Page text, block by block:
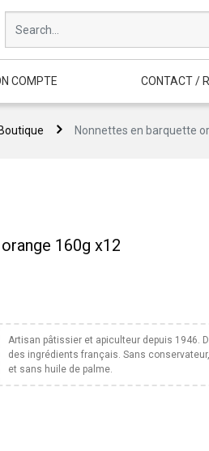
COMPTE CONTACT /
Boutique Nonnettes en barquette
160g x12
Artisan pâtissier et apiculteur depuis 1946.
des ingrédients français. Sans
et sans huile de palme.